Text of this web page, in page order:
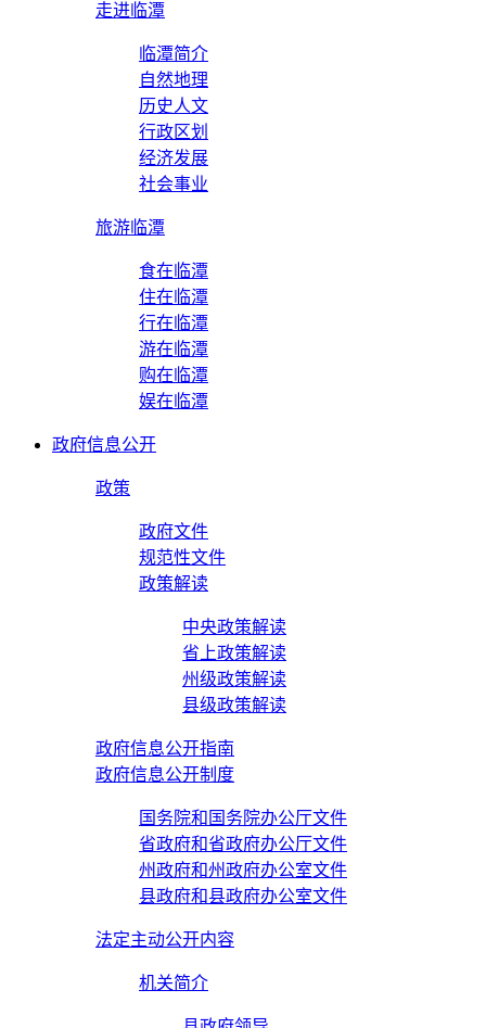
走进临潭
临潭简介
自然地理
历史人文
行政区划
经济发展
社会事业
旅游临潭
食在临潭
住在临潭
行在临潭
游在临潭
购在临潭
娱在临潭
政府信息公开
政策
政府文件
规范性文件
政策解读
中央政策解读
省上政策解读
州级政策解读
县级政策解读
政府信息公开指南
政府信息公开制度
国务院和国务院办公厅文件
省政府和省政府办公厅文件
州政府和州政府办公室文件
县政府和县政府办公室文件
法定主动公开内容
机关简介